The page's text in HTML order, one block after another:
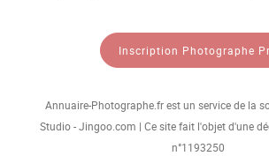
Inscription Photographe
Annuaire-Photographe.fr est un service de la
Studio - Jingoo.com | Ce site fait l'objet d'une
n°1193250